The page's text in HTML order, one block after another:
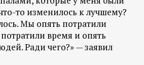
то изменилось к лучшему?
Мы опять потратили
время и опять
Ради чего?» — заявил